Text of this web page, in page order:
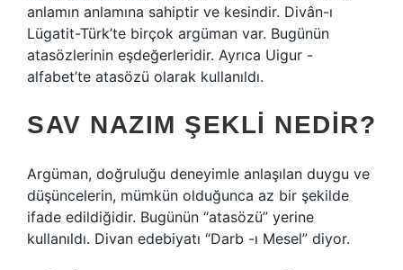
anlamın anlamına sahiptir ve kesindir. Divân-ı
Lügatit-Türk’te birçok argüman var. Bugünün
atasözlerinin eşdeğerleridir. Ayrıca Uigur -
alfabet’te atasözü olarak kullanıldı.
SAV NAZIM ŞEKLI NEDIR?
Argüman, doğruluğu deneyimle anlaşılan duygu ve
düşüncelerin, mümkün olduğunca az bir şekilde
ifade edildiğidir. Bugünün “atasözü” yerine
kullanıldı. Divan edebiyatı “Darb -ı Mesel” diyor.